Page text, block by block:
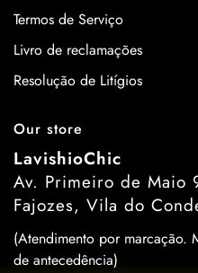
Termos de Serviço
Livro de reclamações
Resolução de Litígios
Our store
LavishioChic
Av. Primeiro de Maio
Fajozes, Vila do
(Atendimento por marcação.
de antecedência)